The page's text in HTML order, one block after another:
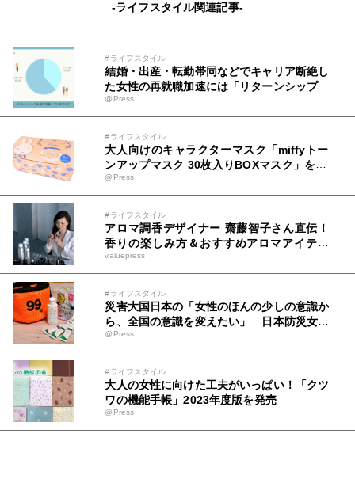
-ライフスタイル関連記事-
#ライフスタイル
結婚・出産・転勤帯同などでキャリア断絶し
た女性の再就職加速には「リターンシップ」
実施環境整備が急務
@Press
#ライフスタイル
大人向けのキャラクターマスク「miffyトー
ンアップマスク 30枚入りBOXマスク」を20
22年7月上旬に発売！
@Press
#ライフスタイル
アロマ調香デザイナー 齋藤智子さん直伝！
香りの楽しみ方＆おすすめアロマアイテム
Qoo10で人気の「ディフューザー」販売ラ
ンキングも発表
valuepress
#ライフスタイル
災害大国日本の「女性のほんの少しの意識か
ら、全国の意識を変えたい」 日本防災女子
株式会社と美術学校の生徒による女性防災セ
ット99販売開始！
@Press
#ライフスタイル
大人の女性に向けた工夫がいっぱい！「クツ
ワの機能手帳」2023年度版を発売
@Press